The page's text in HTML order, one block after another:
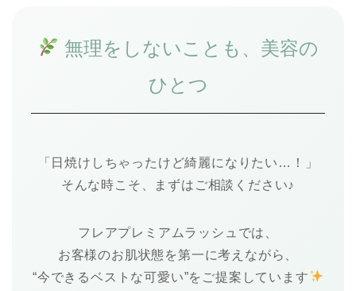
無理をしないことも、美容の
ひとつ
「日焼けしちゃったけど綺麗になりたい…！」
そんな時こそ、まずはご相談ください♪
フレアプレミアムラッシュでは、
お客様のお肌状態を第一に考えながら、
“今できるベストな可愛い”をご提案しています